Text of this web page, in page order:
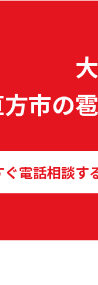
市の
ぐ電話相談す